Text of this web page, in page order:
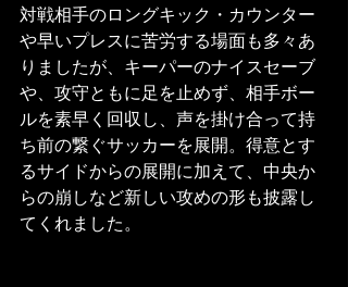
対戦相手のロングキック・カウンター
や早いプレスに苦労する場面も多々あ
りましたが、キーパーのナイスセーブ
や、攻守ともに足を止めず、相手ボー
ルを素早く回収し、声を掛け合って持
ち前の繋ぐサッカーを展開。得意とす
るサイドからの展開に加えて、中央か
らの崩しなど新しい攻めの形も披露し
てくれました。